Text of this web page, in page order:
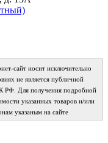
сайт носит исключительно
не является публичной
РФ. Для получения подробной
указанных товаров и/или
указаным на сайте